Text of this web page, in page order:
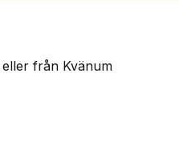
från Kvänum